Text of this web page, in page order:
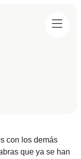
con los demás
que ya se han